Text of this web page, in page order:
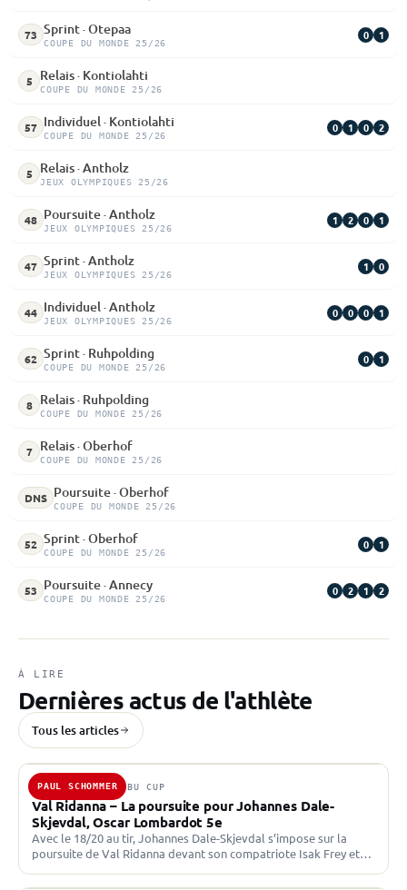
73 Sprint · Otepaa
COUPE DU MONDE 25/26
0 1
5 Relais · Kontiolahti
COUPE DU MONDE 25/26
57 Individuel · Kontiolahti
COUPE DU MONDE 25/26
0 1 0 2
5 Relais · Antholz
JEUX OLYMPIQUES 25/26
48 Poursuite · Antholz
JEUX OLYMPIQUES 25/26
1 2 0 1
47 Sprint · Antholz
JEUX OLYMPIQUES 25/26
1 0
44 Individuel · Antholz
JEUX OLYMPIQUES 25/26
0 0 0 1
62 Sprint · Ruhpolding
COUPE DU MONDE 25/26
0 1
8 Relais · Ruhpolding
COUPE DU MONDE 25/26
7 Relais · Oberhof
COUPE DU MONDE 25/26
DNS Poursuite · Oberhof
COUPE DU MONDE 25/26
52 Sprint · Oberhof
COUPE DU MONDE 25/26
0 1
53 Poursuite · Annecy
COUPE DU MONDE 25/26
0 2 1 2
À LIRE
Dernières actus de l'athlète
Tous les articles
PAUL SCHOMMER
7 FÉV. 2025 · IBU CUP
Val Ridanna – La poursuite pour Johannes Dale-
Skjevdal, Oscar Lombardot 5e
Avec le 18/20 au tir, Johannes Dale-Skjevdal s’impose sur la
poursuite de Val Ridanna devant son compatriote Isak Frey et